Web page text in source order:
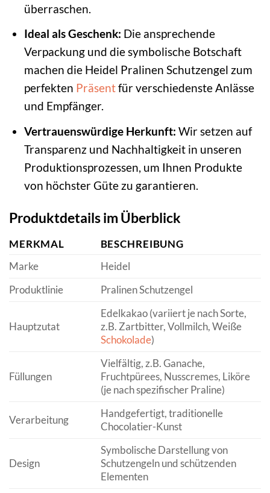
überraschen.
Ideal als Geschenk: Die ansprechende
Verpackung und die symbolische Botschaft
machen die Heidel Pralinen Schutzengel zum
perfekten Präsentfür verschiedenste Anlässe
und Empfänger.
Vertrauenswürdige Herkunft: Wir setzen auf
Transparenz und Nachhaltigkeit in unseren
Produktionsprozessen, um Ihnen Produkte
von höchster Güte zu garantieren.
Produktdetails im Überblick
MERKMAL
BESCHREIBUNG
Marke
Heidel
Produktlinie
Pralinen Schutzengel
Hauptzutat
Edelkakao (variiert je nach Sorte,
z.B. Zartbitter, Vollmilch, Weiße
Schokolade)
Füllungen
Vielfältig, z.B. Ganache,
Fruchtpürees, Nusscremes, Liköre
(je nach spezifischer Praline)
Verarbeitung
Handgefertigt, traditionelle
Chocolatier-Kunst
Design
Symbolische Darstellung von
Schutzengeln und schützenden
Elementen